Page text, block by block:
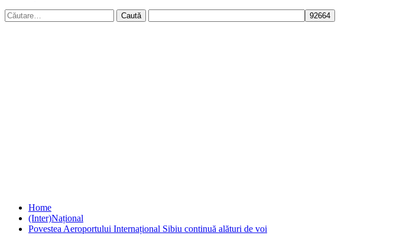
Caută
după:
Home
(Inter)Național
Povestea Aeroportului Internațional Sibiu continuă alături de voi